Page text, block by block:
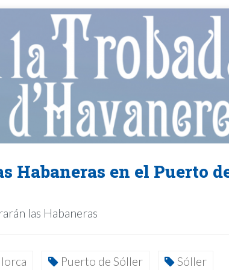
Habaneras en el Puerto
las Habaneras
Puerto de Sóller Sóller